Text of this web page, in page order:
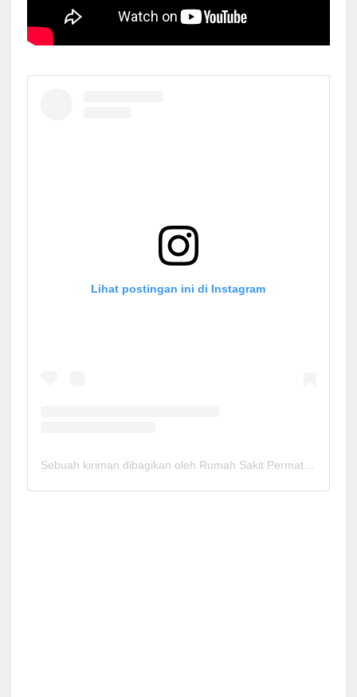
Lihat postingan ini di Instagram
Sebuah kiriman dibagikan oleh Rumah Sakit Permata Cirebon (@rspermatacirebon)